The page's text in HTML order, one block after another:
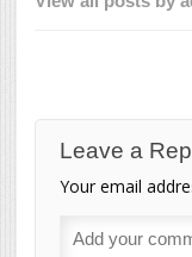
Leave a
Your email